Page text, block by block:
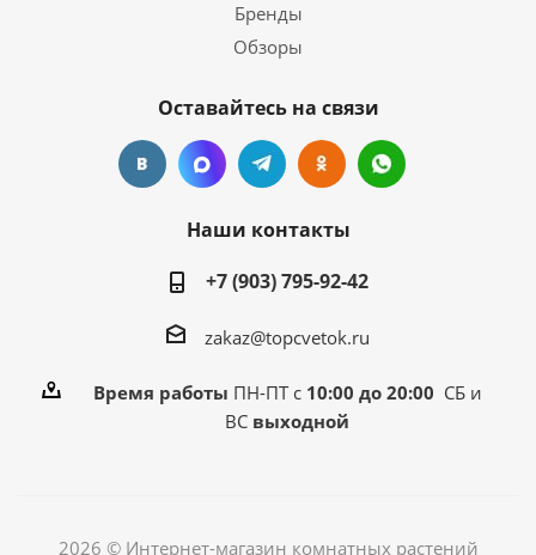
Бренды
Обзоры
Оставайтесь на связи
Наши контакты
+7 (903) 795-92-42
zakaz@topcvetok.ru
Время работы ПН-ПТ с 10:00 до 20:00 СБ и
ВС выходной
2026 © Интернет-магазин комнатных растений